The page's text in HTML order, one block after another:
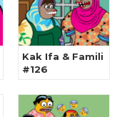
Kak Ifa & Famili
#126